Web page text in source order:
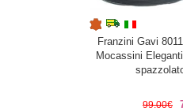
Franzini Gavi
Mocassini
99,00€